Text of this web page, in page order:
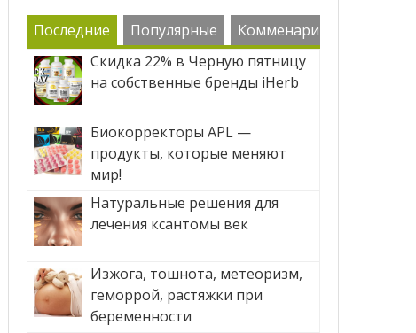
Последние Популярные
Комменарии
Скидка 22% в Черную пятницу
на собственные бренды iHerb
Биокорректоры APL —
продукты, которые меняют
мир!
Натуральные решения для
лечения ксантомы век
Изжога, тошнота, метеоризм,
геморрой, растяжки при
беременности